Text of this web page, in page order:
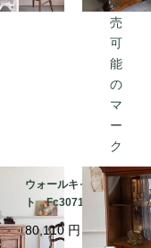
ウォールキャビネッ
ト Fc3071
80,110 円